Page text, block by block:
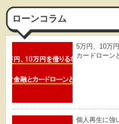
ローンコラム
5万円、10万
カードローン
個人再生に強